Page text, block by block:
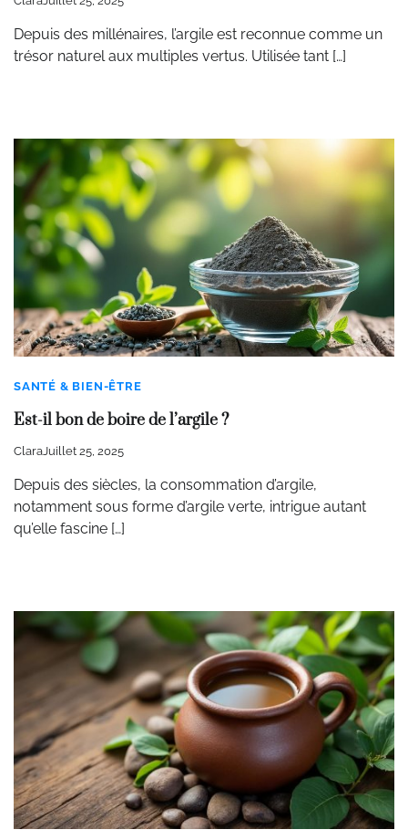
Depuis des millénaires, l’argile est reconnue comme un
trésor naturel aux multiples vertus. Utilisée tant […]
SANTÉ & BIEN-ÊTRE
Est-il bon de boire de l’argile ?
ClaraJuillet 25, 2025
Depuis des siècles, la consommation d’argile,
notamment sous forme d’argile verte, intrigue autant
qu’elle fascine […]